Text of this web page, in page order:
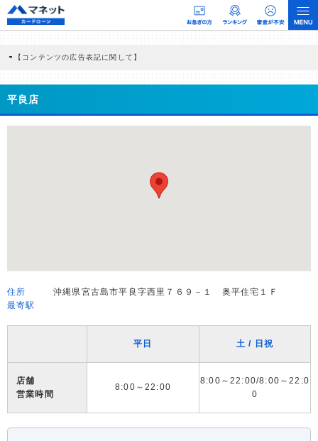
【コンテンツの広告表記に関して】
商品を根拠なくPRするものではなく、当編集部の調査／ユーザーへの口コミ収集な
どに基づき、公平性を担保した情報提供を行っています。
>提携企業一覧
平良店
住所
沖縄県宮古島市平良字西里７６９－１ 奥平住宅１Ｆ
最寄駅
平日 土 / 日祝
店舗
営業時間
8:00～22:00
8:00～22:00/8:00～22:0
0